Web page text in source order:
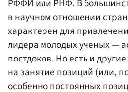
РФФИ или РНФ. В
в научном отношении
характерен для
лидера молодых ученых —
постдоков. Но есть и
на занятие позиций (или,
особенно постоянных